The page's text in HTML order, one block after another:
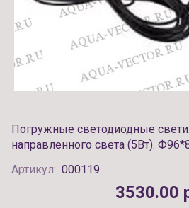
Погружные светодиодные
направленного света (5Вт).
Артикул: 000119
3530.00